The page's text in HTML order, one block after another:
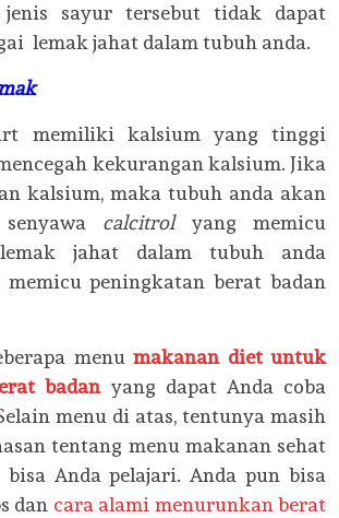
sayur tersebut tidak dapat
lemak jahat dalam tubuh anda.
memiliki kalsium yang tinggi
kekurangan kalsium. Jika
kalsium, maka tubuh anda akan
calcitrolyang memicu
lemak jahat dalam tubuh anda
memicu peningkatan berat badan
menu makanan diet untuk
badanyang dapat Anda coba
menu di atas, tentunya masih
tentang menu makanan sehat
Anda pelajari. Anda pun bisa
dan cara alami menurunkan berat